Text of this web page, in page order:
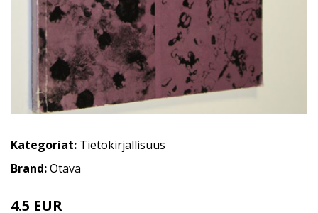
Kategoriat: Tietokirjallisuus
Brand:Otava
4.5 EUR